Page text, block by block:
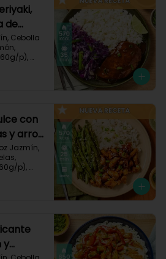
de
Cebolla
p),
con
y arroz
Jazmín,
p),
y